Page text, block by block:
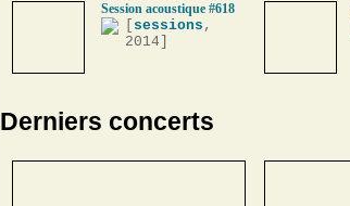
Session acoustique #618
sessions ,
2014]
Derniers concerts